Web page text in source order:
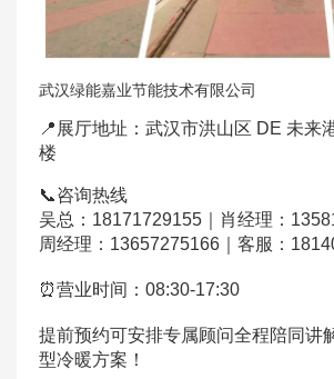
武汉绿能嘉业节能技术有限公司
📍展厅地址：武汉市洪山区 DE 未来
楼
📞咨询热线
吴总：18171729155｜肖经理：
周经理：13657275166｜客服：
⏰营业时间：08:30-17:30
提前预约可安排专属顾问全程陪同讲
型冷暖方案！